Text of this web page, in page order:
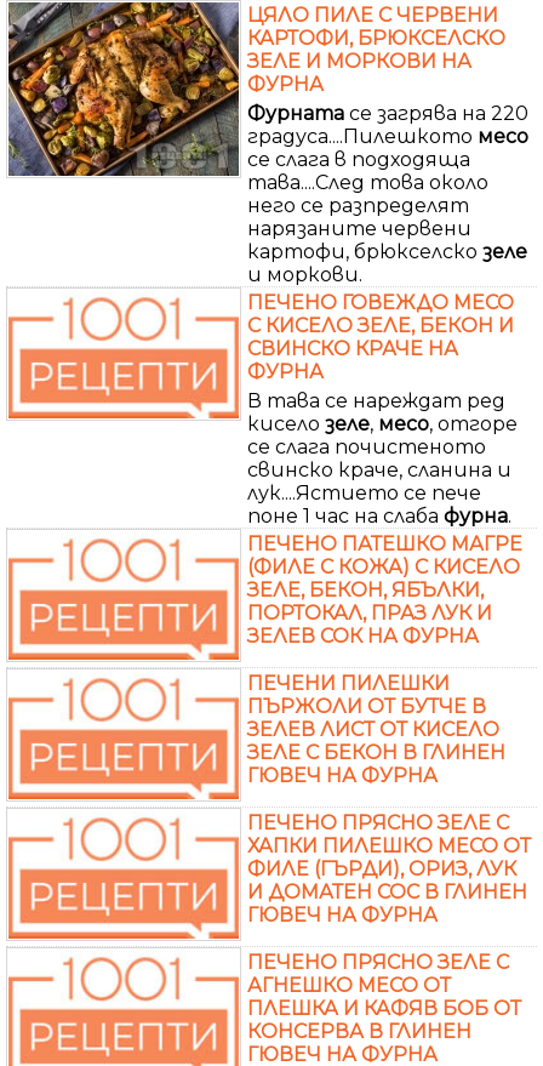
ЦЯЛО ПИЛЕ С ЧЕРВЕНИ
КАРТОФИ, БРЮКСЕЛСКО
ЗЕЛЕ И МОРКОВИ НА
ФУРНА
Фурната се загрява на 220
градуса....Пилешкото месо
се слага в подходяща
тава....След това около
него се разпределят
нарязаните червени
картофи, брюкселско зеле
и моркови.
ПЕЧЕНО ГОВЕЖДО МЕСО
С КИСЕЛО ЗЕЛЕ, БЕКОН И
СВИНСКО КРАЧЕ НА
ФУРНА
В тава се нареждат ред
кисело зеле, месо, отгоре
се слага почистеното
свинско краче, сланина и
лук....Ястието се пече
поне 1 час на слаба фурна.
ПЕЧЕНО ПАТЕШКО МАГРЕ
(ФИЛЕ С КОЖА) С КИСЕЛО
ЗЕЛЕ, БЕКОН, ЯБЪЛКИ,
ПОРТОКАЛ, ПРАЗ ЛУК И
ЗЕЛЕВ СОК НА ФУРНА
ПЕЧЕНИ ПИЛЕШКИ
ПЪРЖОЛИ ОТ БУТЧЕ В
ЗЕЛЕВ ЛИСТ ОТ КИСЕЛО
ЗЕЛЕ С БЕКОН В ГЛИНЕН
ГЮВЕЧ НА ФУРНА
ПЕЧЕНО ПРЯСНО ЗЕЛЕ С
ХАПКИ ПИЛЕШКО МЕСО ОТ
ФИЛЕ (ГЪРДИ), ОРИЗ, ЛУК
И ДОМАТЕН СОС В ГЛИНЕН
ГЮВЕЧ НА ФУРНА
ПЕЧЕНО ПРЯСНО ЗЕЛЕ С
АГНЕШКО МЕСО ОТ
ПЛЕШКА И КАФЯВ БОБ ОТ
КОНСЕРВА В ГЛИНЕН
ГЮВЕЧ НА ФУРНА